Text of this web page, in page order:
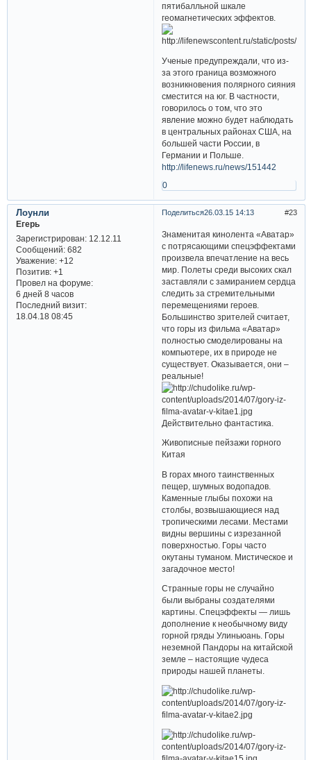
пятибалльной шкале
геомагнетических эффектов.
Ученые предупреждали, что из-
за этого граница возможного
возникновения полярного сияния
сместится на юг. В частности,
говорилось о том, что это
явление можно будет наблюдать
в центральных районах США, на
большей части России, в
Германии и Польше.
http://lifenews.ru/news/151442
0
Поделиться 23
26.03.15 14:13
Лоунли
Егерь
Зарегистрирован: 12.12.11
Сообщений:682
Уважение: +12
Позитив: +1
Провел на форуме:
6 дней 8 часов
Последний визит:
18.04.18 08:45
Знаменитая кинолента «Аватар»
с потрясающими спецэффектами
произвела впечатление на весь
мир. Полеты среди высоких скал
заставляли с замиранием сердца
следить за стремительными
перемещениями героев.
Большинство зрителей считает,
что горы из фильма «Аватар»
полностью смоделированы на
компьютере, их в природе не
существует. Оказывается, они –
реальные!
Действительно фантастика.
Живописные пейзажи горного
Китая
В горах много таинственных
пещер, шумных водопадов.
Каменные глыбы похожи на
столбы, возвышающиеся над
тропическими лесами. Местами
видны вершины с изрезанной
поверхностью. Горы часто
окутаны туманом. Мистическое и
загадочное место!
Странные горы не случайно
были выбраны создателями
картины. Спецэффекты — лишь
дополнение к необычному виду
горной гряды Улиньюань. Горы
неземной Пандоры на китайской
земле – настоящие чудеса
природы нашей планеты.